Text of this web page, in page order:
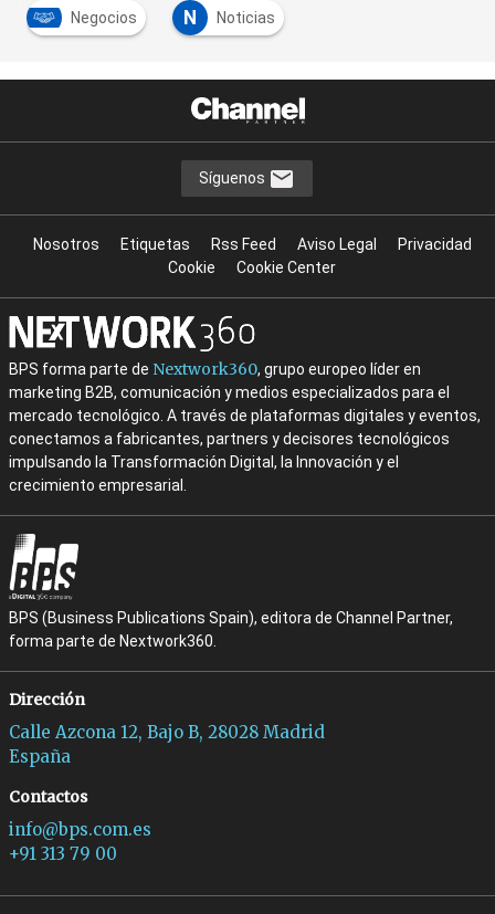
Negocios N Noticias
Síguenos
Nosotros Etiquetas Rss Feed Aviso Legal
Privacidad
Cookie
Cookie Center
BPS forma parte de Nextwork360, grupo europeo líder en
marketing B2B, comunicación y medios especializados para el
mercado tecnológico. A través de plataformas digitales y eventos,
conectamos a fabricantes, partners y decisores tecnológicos
impulsando la Transformación Digital, la Innovación y el
crecimiento empresarial.
BPS (Business Publications Spain), editora de Channel Partner,
forma parte de Nextwork360.
Dirección
Calle Azcona 12, Bajo B, 28028 Madrid
España
Contactos
info@bps.com.es
+91 313 79 00